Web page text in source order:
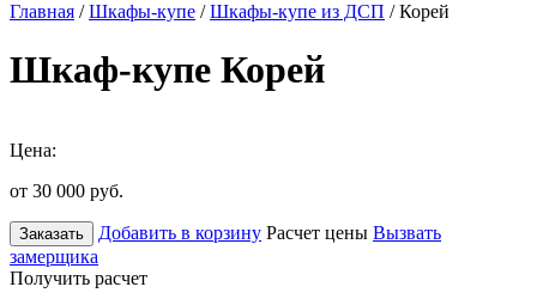
Главная /Шкафы-купе /Шкафы-купе из ДСП / Корей
Шкаф-купе Корей
Цена:
от 30 000 руб.
Заказать Добавить в корзину Расчет цены Вызвать
замерщика
Получить расчет